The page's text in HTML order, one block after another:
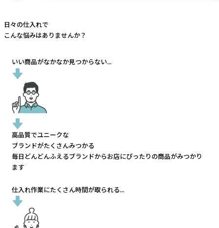
日々の仕入れで
こんな悩みはありませんか？
いい商品がなかなか見つからない...
高品質でユニークな
ブランドがたくさんみつかる
毎日どんどんふえるブランドからお店にぴったりの商品がみつかり
ます
仕入れ作業にたくさん時間が取られる...